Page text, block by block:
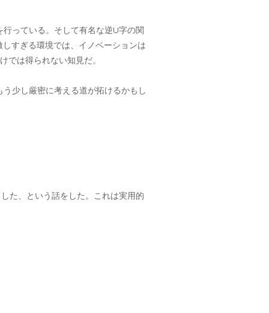
っている。そして有名な逆U字の関
すぎる環境では、イノベーションは
では得られない知見だ。
少し厳密に考える道が拓けるかもし
た、という話をした。これは実用的